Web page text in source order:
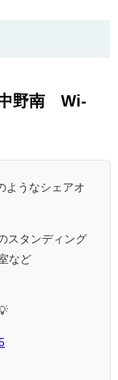
野南 Wi-
ようなシェアオ
スタンディング
など